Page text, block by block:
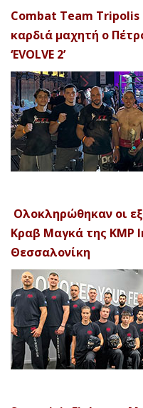
Combat Team Tripolis
καρδιά μαχητή ο
‘EVOLVE 2’
Ολοκληρώθηκαν οι
Κραβ Μαγκά της KMP
Θεσσαλονίκη